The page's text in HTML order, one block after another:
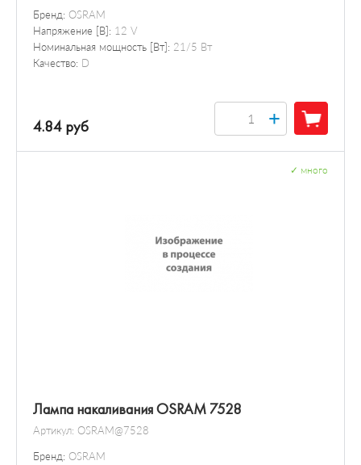
Бренд: OSRAM
Напряжение [В]: 12 V
Номинальная мощность [Вт]: 21/5 Вт
Качество: D
4.84 руб +
Лампа накаливания OSRAM 7528
Артикул: OSRAM@7528
Бренд: OSRAM
много